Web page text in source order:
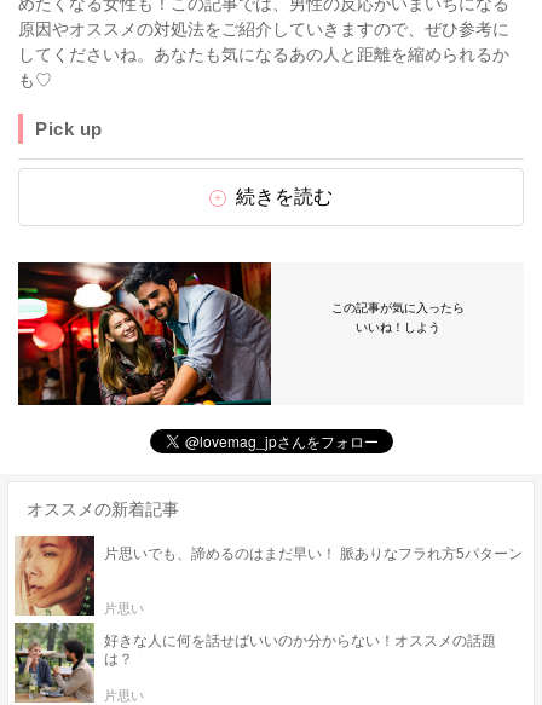
原因やオススメの対処法をご紹介していきますので、ぜひ参考に
してくださいね。あなたも気になるあの人と距離を縮められるか
も♡
Pick up
続きを読む
この記事が気に入ったら
いいね！しよう
オススメの新着記事
片思いでも、諦めるのはまだ早い！ 脈ありなフラれ方5パターン
片思い
好きな人に何を話せばいいのか分からない！オススメの話題
は？
片思い